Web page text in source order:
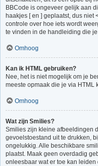
BBCode is ongeveer gelijk aan
haakjes [ en ] geplaatst, dus niet
controle over hoe iets wordt
te vinden in de handleiding die
Omhoog
Kan ik HTML gebruiken?
Nee, het is niet mogelijk om je
meeste opmaak die je via HTML
Omhoog
Wat zijn Smilies?
Smilies zijn kleine afbeeldingen
gevoelstoestand uit te drukken,
ongelukkig. Alle beschikbare
plaatst. Maak geen overdadig
onleesbaar wat er toe kan leiden